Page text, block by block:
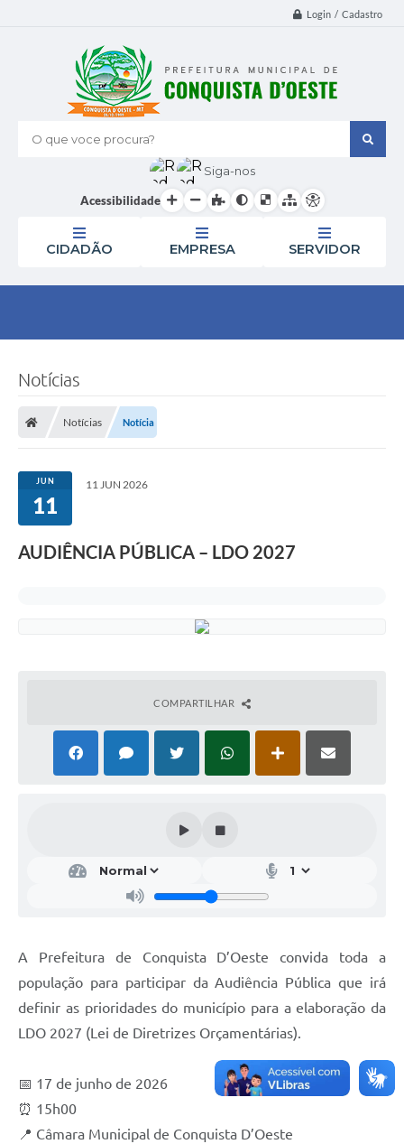
Login / Cadastro
O que voce procura?
Siga-nos
Acessibilidade
CIDADÃO EMPRESA SERVIDOR
Notícias
Notícias Notícia
JUN
11
11 JUN 2026
AUDIÊNCIA PÚBLICA – LDO 2027
COMPARTILHAR
A Prefeitura de Conquista D’Oeste convida toda a
população para participar da Audiência Pública que irá
definir as prioridades do município para a elaboração da
LDO 2027 (Lei de Diretrizes Orçamentárias).
📅 17 de junho de 2026
⏰ 15h00
📍 Câmara Municipal de Conquista D’Oeste